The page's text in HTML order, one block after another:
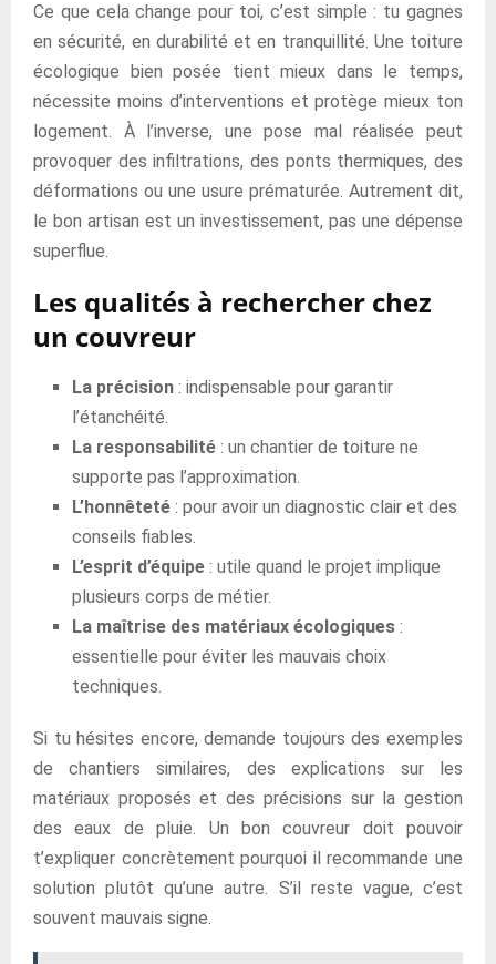
Ce que cela change pour toi, c’est simple : tu gagnes
en sécurité, en durabilité et en tranquillité. Une toiture
écologique bien posée tient mieux dans le temps,
nécessite moins d’interventions et protège mieux ton
logement. À l’inverse, une pose mal réalisée peut
provoquer des infiltrations, des ponts thermiques, des
déformations ou une usure prématurée. Autrement dit,
le bon artisan est un investissement, pas une dépense
superflue.
Les qualités à rechercher chez
un couvreur
La précision : indispensable pour garantir
l’étanchéité.
La responsabilité : un chantier de toiture ne
supporte pas l’approximation.
L’honnêteté : pour avoir un diagnostic clair et des
conseils fiables.
L’esprit d’équipe : utile quand le projet implique
plusieurs corps de métier.
La maîtrise des matériaux écologiques :
essentielle pour éviter les mauvais choix
techniques.
Si tu hésites encore, demande toujours des exemples
de chantiers similaires, des explications sur les
matériaux proposés et des précisions sur la gestion
des eaux de pluie. Un bon couvreur doit pouvoir
t’expliquer concrètement pourquoi il recommande une
solution plutôt qu’une autre. S’il reste vague, c’est
souvent mauvais signe.